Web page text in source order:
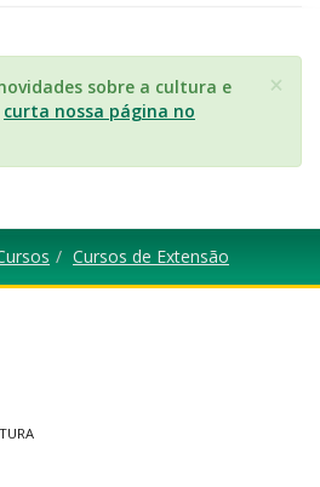
×
sobre a cultura e
curta nossa página no
Cursos de Extensão